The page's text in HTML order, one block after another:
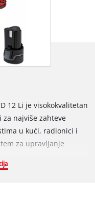
12 Li je visokokvalitetan
najviše zahteve
u kući, radionici i
za upravljanje
velike snage i